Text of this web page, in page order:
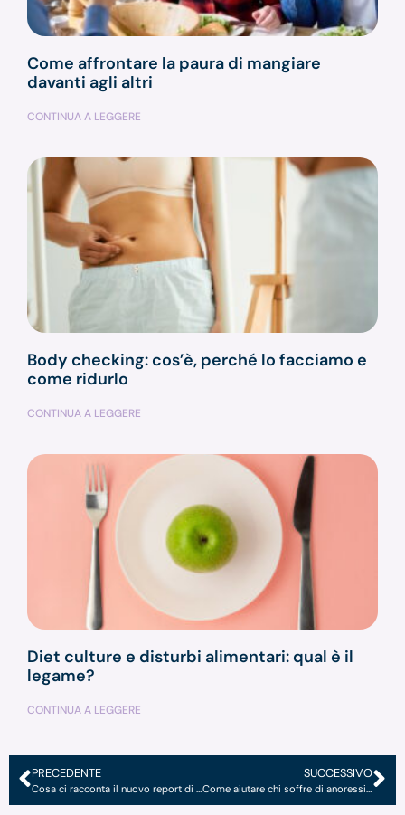
Come affrontare la paura di mangiare
davanti agli altri
CONTINUA A LEGGERE
Body checking: cos’è, perché lo facciamo e
come ridurlo
CONTINUA A LEGGERE
Diet culture e disturbi alimentari: qual è il
legame?
CONTINUA A LEGGERE
PRECEDENTE
Cosa ci racconta il nuovo report di Dove sulla bellezza?
SUCCESSIVO
Come aiutare chi soffre di anoressia nervosa?